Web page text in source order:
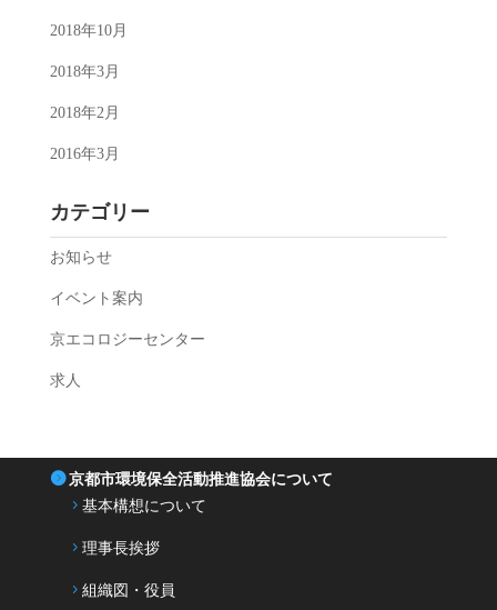
2018年10月
2018年3月
2018年2月
2016年3月
カテゴリー
お知らせ
イベント案内
京エコロジーセンター
求人
京都市環境保全活動推進協会について
基本構想について
理事長挨拶
組織図・役員